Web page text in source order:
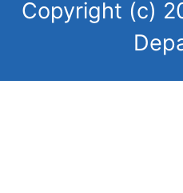
Copyright (c)